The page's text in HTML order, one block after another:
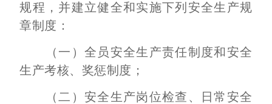
规程，并建立健全和实施下列安全生产规
章制度：
（一）全员安全生产责任制度和安全
生产考核、奖惩制度；
（二）安全生产岗位检查、日常安全